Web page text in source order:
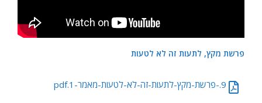
פרשת מקץ, לתעות זה לא לטעות
9.-פרשת-מקץ-לתעות-זה-לא-לטעות-מאמר-1.pdf